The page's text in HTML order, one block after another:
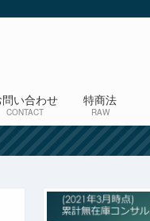
問い合わせ
CONTACT
特商法
RAW